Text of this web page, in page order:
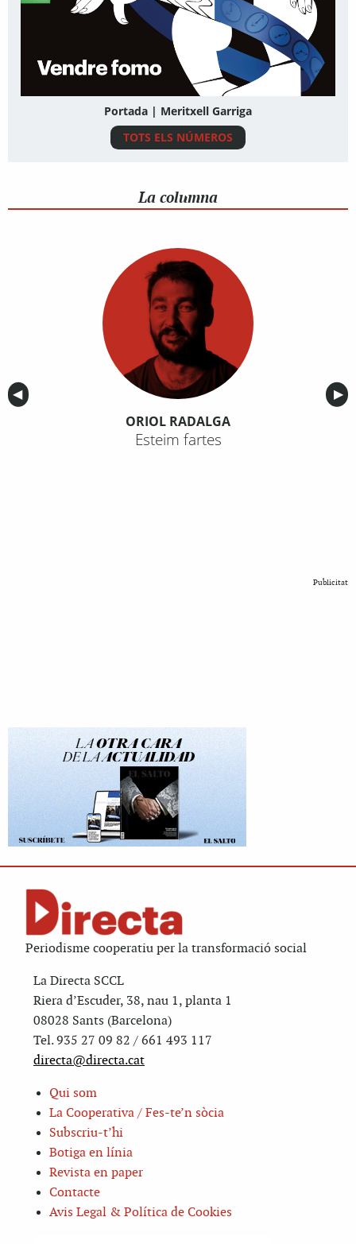
Portada | Meritxell Garriga
TOTS ELS NÚMEROS
La columna
Anterior
◀︎ ▶︎
ORIOL RADALGA
Esteim fartes
Publicitat
Periodisme cooperatiu per la transformació social
La Directa SCCL
Riera d’Escuder, 38, nau 1, planta 1
08028 Sants (Barcelona)
Tel. 935 27 09 82 / 661 493 117
directa@directa.cat
Qui som
La Cooperativa / Fes-te’n sòcia
Subscriu-t’hi
Botiga en línia
Revista en paper
Contacte
Avis Legal & Política de Cookies